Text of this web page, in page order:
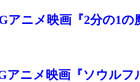
アニメ映画『2分の1の
アニメ映画『ソウル